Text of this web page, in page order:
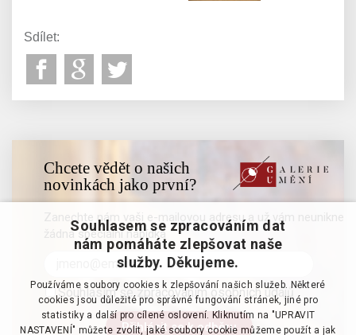
Sdílet:
Chcete vědět o našich
novinkách jako první?
Zanechte nám vaši e-mailovou adresu a už vám neunikne
žádná speciální nabídka
Souhlasím se zpracováním osobních údajů
Souhlasem se zpracováním dat
nám pomáháte zlepšovat naše
služby. Děkujeme.
Používáme soubory cookies k zlepšování našich služeb. Některé
cookies jsou důležité pro správné fungování stránek, jiné pro
statistiky a další pro cílené oslovení. Kliknutím na "UPRAVIT
NASTAVENÍ" můžete zvolit, jaké soubory cookie můžeme použít a jak